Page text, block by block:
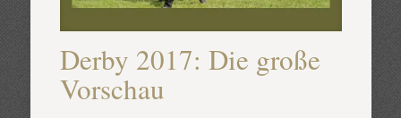
Derby 2017: Die große
Vorschau